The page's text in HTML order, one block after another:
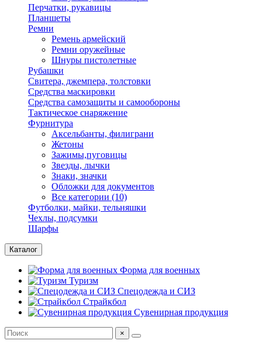
Перчатки, рукавицы
Планшеты
Ремни
Ремень армейский
Ремни оружейные
Шнуры пистолетные
Рубашки
Свитера, джемпера, толстовки
Средства маскировки
Средства самозащиты и самообороны
Тактическое снаряжение
Фурнитура
Аксельбанты, филиграни
Жетоны
Зажимы,пуговицы
Звезды, лычки
Знаки, значки
Обложки для документов
Все категории (10)
Футболки, майки, тельняшки
Чехлы, подсумки
Шарфы
Каталог
Форма для военных
Туризм
Спецодежда и СИЗ
Страйкбол
Сувенирная продукция
×